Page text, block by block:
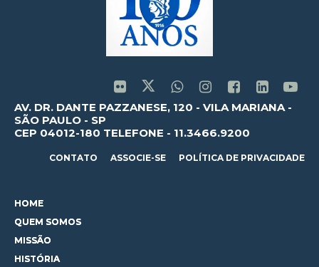
AV. DR. DANTE PAZZANESE, 120 - VILA MARIANA -
SÃO PAULO - SP
CEP 04012-180 TELEFONE - 11.3466.9200
CONTATO ASSOCIE-SE POLÍTICA DE PRIVACIDADE
HOME
QUEM SOMOS
MISSÃO
HISTÓRIA